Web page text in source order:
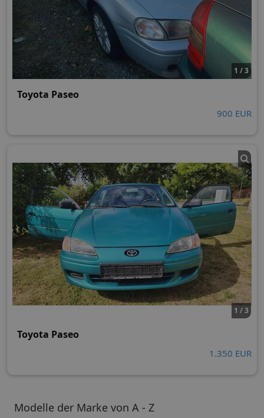
Modelle der Marke von A - Z
1 / 3
Toyota Paseo
900 EUR
1 / 3
Toyota Paseo
1.350 EUR